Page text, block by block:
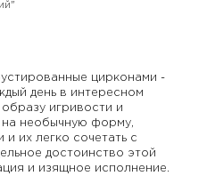
цирконами -
день в интересном
игривости и
на необычную форму,
их легко сочетать с
достоинство этой
и изящное исполнение.